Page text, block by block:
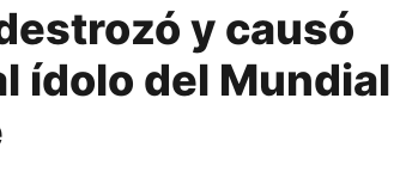
y causó
ídolo del Mundial